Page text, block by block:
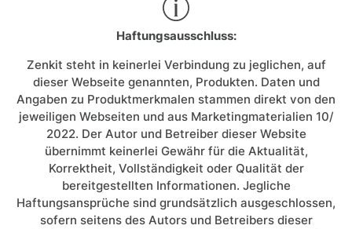
Haftungsausschluss:
Zenkit steht in keinerlei Verbindung zu jeglichen, auf
dieser Webseite genannten, Produkten. Daten und
Angaben zu Produktmerkmalen stammen direkt von den
jeweiligen Webseiten und aus Marketingmaterialien 10/
2022. Der Autor und Betreiber dieser Website
übernimmt keinerlei Gewähr für die Aktualität,
Korrektheit, Vollständigkeit oder Qualität der
bereitgestellten Informationen. Jegliche
Haftungsansprüche sind grundsätzlich ausgeschlossen,
sofern seitens des Autors und Betreibers dieser